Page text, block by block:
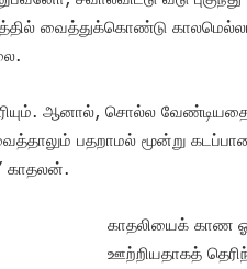
வைத்துக்கொண்டு
ஆனால், சொல்ல
பதறாமல் மூன்று
காதலன்.
காதலியைக் காண
ஊற்றியதாகத்